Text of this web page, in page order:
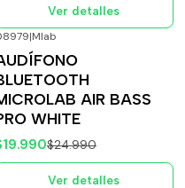
Ver detalles
Agotado
|Mlab
AIR BASS
WHITE
$24.990
Ver detalles